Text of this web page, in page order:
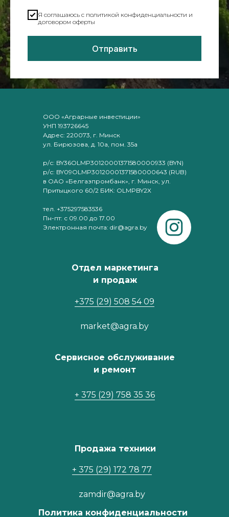
Я соглашаюсь c политикой конфиденциальности и
договором оферты
Отправить
ООО «Аграрные инвестиции»
УНП 193726645
Адрес: 220073, г. Минск
ул. Бирюзова, д. 10а, пом. 35а
р/с: BY36OLMP30120001371580000933 (BYN)
р/с: BY09OLMP30120001371580000643 (RUB)
в ОАО «Белгазпромбанк», г. Минск, ул.
Притыцкого 60/2 БИК: OLMPBY2X
тел. +375297583536
Пн-пт: с 09.00 до 17.00
Электронная почта: dir@agra.by
Политика конфиденциальности
Отдел маркетинга
и продаж
+375 (29) 508 54 09
market@agra.by
Сервисное обслуживание
и ремонт
+ 375 (29) 758 35 36
Продажа техники
+ 375 (29) 172 78 77
zamdir@agra.by